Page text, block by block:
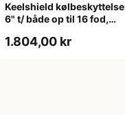
Keelshield kølbeskyttelse
6" t/ både op til 16 fod,
1.804,00 kr